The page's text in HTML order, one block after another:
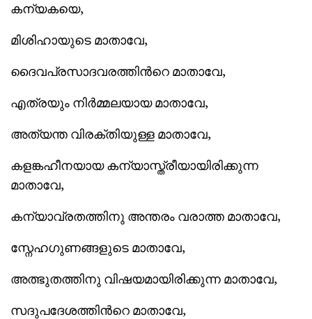
കന്യകയെ,
മിശിഹായുടെ മാതാവേ,
ദൈവപ്രസാദവരത്തിന്‍റെ മാതാവേ,
എത്രയും നിര്‍മ്മലയായ മാതാവേ,
അത്യന്ത വിരക്തിയുള്ള മാതാവേ,
കളങ്കഹീനയായ കന്യാസ്ത്രീയായിരിക്കുന്ന
മാതാവേ,
കന്യാവ്രതത്തിനു അന്തരം വരാത്ത മാതാവേ,
സ്നേഹഗുണങ്ങളുടെ മാതാവേ,
അത്ഭുതത്തിനു വിഷയമായിരിക്കുന്ന മാതാവേ,
സദുപദേശത്തിന്‍റെ മാതാവേ,